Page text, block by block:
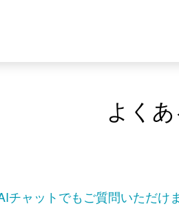
よくあ
チャットでもご質問いただけ